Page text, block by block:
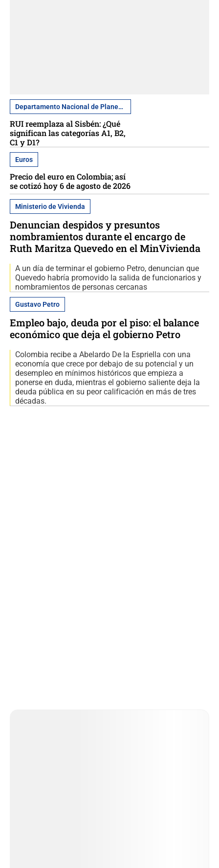
Departamento Nacional de Planeación
RUI reemplaza al Sisbén: ¿Qué
significan las categorías A1, B2,
C1 y D1?
Euros
Precio del euro en Colombia; así
se cotizó hoy 6 de agosto de 2026
Ministerio de Vivienda
Denuncian despidos y presuntos
nombramientos durante el encargo de
Ruth Maritza Quevedo en el MinVivienda
A un día de terminar el gobierno Petro, denuncian que
Quevedo habría promovido la salida de funcionarios y
nombramientos de personas cercanas
Gustavo Petro
Empleo bajo, deuda por el piso: el balance
económico que deja el gobierno Petro
Colombia recibe a Abelardo De la Espriella con una
economía que crece por debajo de su potencial y un
desempleo en mínimos históricos que empieza a
ponerse en duda, mientras el gobierno saliente deja la
deuda pública en su peor calificación en más de tres
décadas.